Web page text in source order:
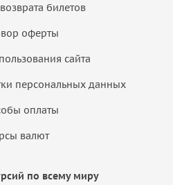
билетов
оферты
сайта
персональных данных
оплаты
валют
по всему миру